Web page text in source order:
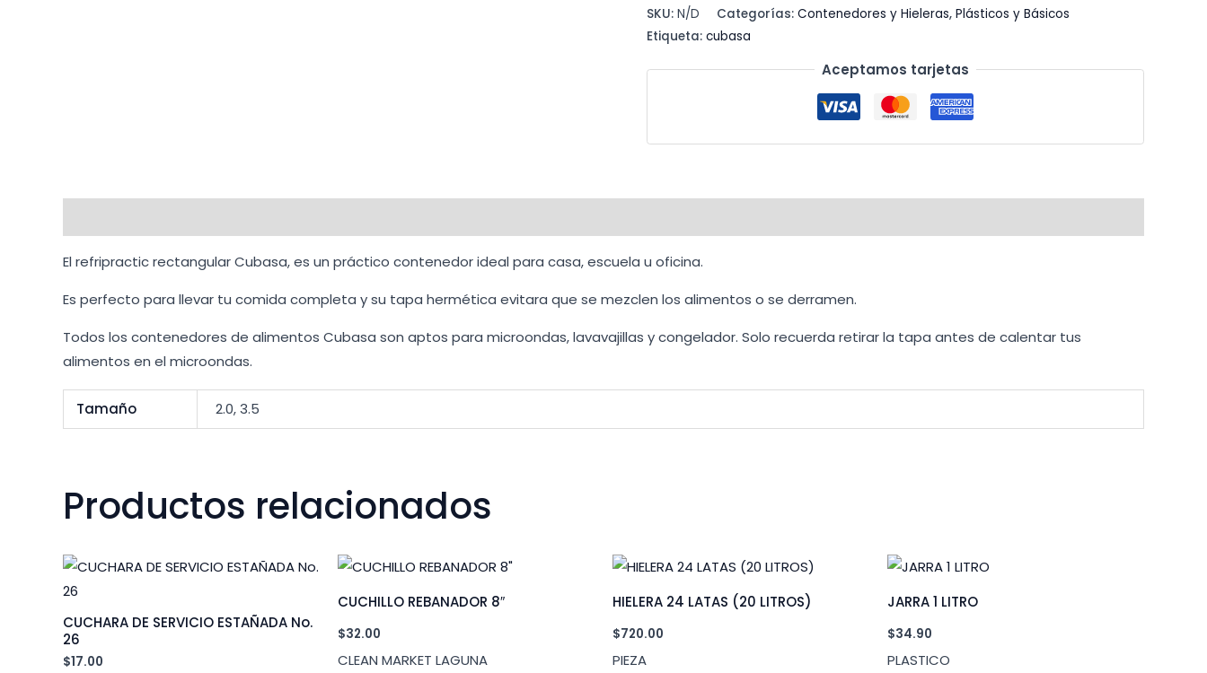
cantidad
SKU:N/D Categorías:Contenedores y Hieleras,Plásticos y Básicos
Etiqueta:cubasa
Aceptamos tarjetas
El refripractic rectangular Cubasa, es un práctico contenedor ideal para casa, escuela u oficina.
Es perfecto para llevar tu comida completa y su tapa hermética evitara que se mezclen los alimentos o se derramen.
Todos los contenedores de alimentos Cubasa son aptos para microondas, lavavajillas y congelador. Solo recuerda retirar la tapa antes de calentar tus
alimentos en el microondas.
Tamaño 2.0, 3.5
Productos relacionados
CUCHARA DE SERVICIO ESTAÑADA No.
26
$17.00
CUCHILLO REBANADOR 8″
$32.00
CLEAN MARKET LAGUNA
HIELERA 24 LATAS (20 LITROS)
$720.00
PIEZA
JARRA 1 LITRO
$34.90
PLASTICO